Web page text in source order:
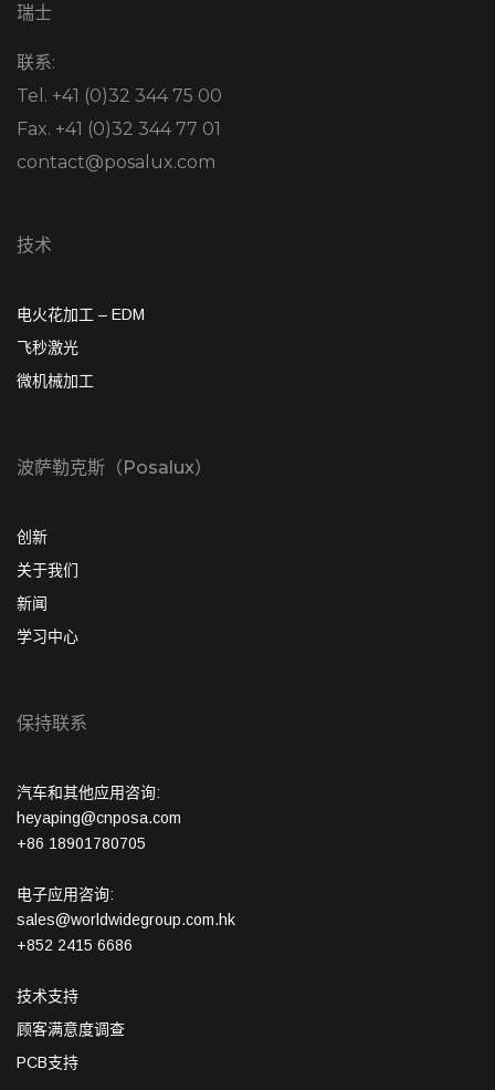
瑞士
联系:
Tel. +41 (0)32 344 75 00
Fax. +41 (0)32 344 77 01
contact@posalux.com
技术
电火花加工 – EDM
飞秒激光
微机械加工
波萨勒克斯（Posalux）
创新
关于我们
新闻
学习中心
保持联系
汽车和其他应用咨询:
heyaping@cnposa.com
+86 18901780705
电子应用咨询:
sales@worldwidegroup.com.hk
+852 2415 6686
技术支持
顾客满意度调查
PCB支持